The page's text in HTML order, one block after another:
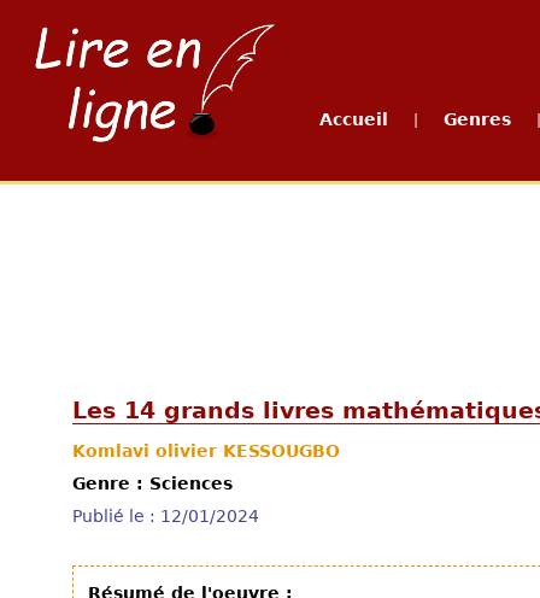
Accueil Genres
Les 14 grands livres
Komlavi olivier KESSOUGBO
Genre : Sciences
Publié le : 12/01/2024
Résumé de l'oeuvre :